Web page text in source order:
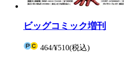
ビッグコミック増刊
464/¥510(税込)